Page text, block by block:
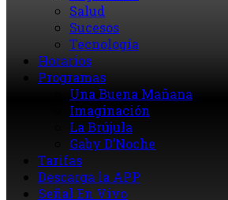
Salud
Sucesos
Tecnología
Horarios
Programas
Una Buena Mañana
Imaginación
La Brújula
Gaby D’Noche
Tarifas
Descarga la APP
Señal En Vivo